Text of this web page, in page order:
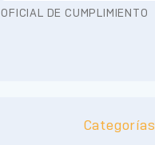
OFICIAL DE CUMPLIMIENTO
Categorías